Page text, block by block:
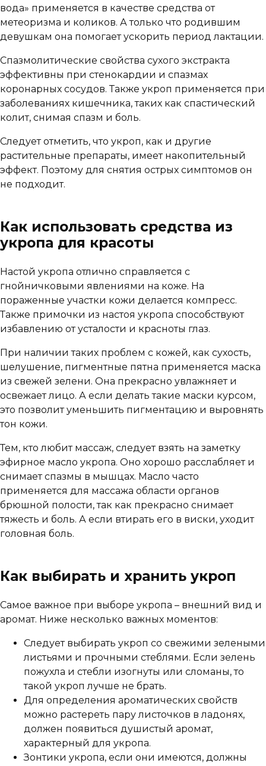
вода» применяется в качестве средства от
метеоризма и коликов. А только что родившим
девушкам она помогает ускорить период лактации.
Спазмолитические свойства сухого экстракта
эффективны при стенокардии и спазмах
коронарных сосудов. Также укроп применяется при
заболеваниях кишечника, таких как спастический
колит, снимая спазм и боль.
Следует отметить, что укроп, как и другие
растительные препараты, имеет накопительный
эффект. Поэтому для снятия острых симптомов он
не подходит.
Как использовать средства из
укропа для красоты
Настой укропа отлично справляется с
гнойничковыми явлениями на коже. На
пораженные участки кожи делается компресс.
Также примочки из настоя укропа способствуют
избавлению от усталости и красноты глаз.
При наличии таких проблем с кожей, как сухость,
шелушение, пигментные пятна применяется маска
из свежей зелени. Она прекрасно увлажняет и
освежает лицо. А если делать такие маски курсом,
это позволит уменьшить пигментацию и выровнять
тон кожи.
Тем, кто любит массаж, следует взять на заметку
эфирное масло укропа. Оно хорошо расслабляет и
снимает спазмы в мышцах. Масло часто
применяется для массажа области органов
брюшной полости, так как прекрасно снимает
тяжесть и боль. А если втирать его в виски, уходит
головная боль.
Как выбирать и хранить укроп
Самое важное при выборе укропа – внешний вид и
аромат. Ниже несколько важных моментов:
Следует выбирать укроп со свежими зелеными
листьями и прочными стеблями. Если зелень
пожухла и стебли изогнуты или сломаны, то
такой укроп лучше не брать.
Для определения ароматических свойств
можно растереть пару листочков в ладонях,
должен появиться душистый аромат,
характерный для укропа.
Зонтики укропа, если они имеются, должны